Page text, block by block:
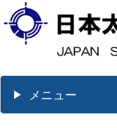
メニュー